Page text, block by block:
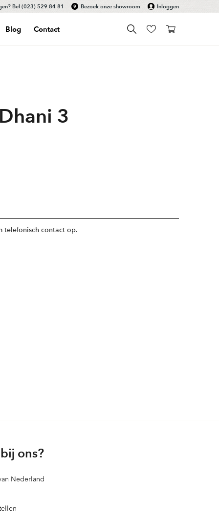
Bel(023) 529 84 81 Bezoek onze showroom Inloggen
Blog Contact
3
telefonisch contact op.
ons?
Nederland